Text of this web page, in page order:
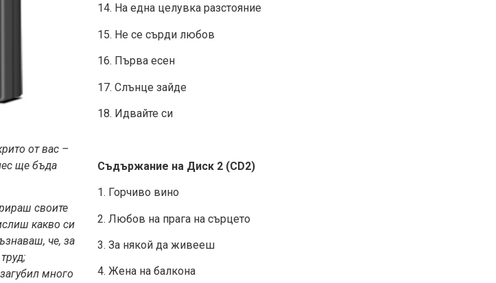
от вас –
ще бъда
своите
какво си
че, за
много
14. На една целувка разстояние
15. Не се сърди любов
16. Първа есен
17. Слънце зайде
18. Идвайте си
Съдържание на Диск 2 (CD2)
1. Горчиво вино
2. Любов на прага на сърцето
3. За някой да живееш
4. Жена на балкона